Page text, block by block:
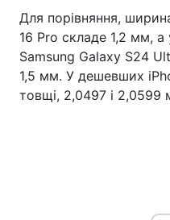
Для порівняння,
16 Pro складе 1,2 мм, а
Samsung Galaxy S24
1,5 мм. У дешевших
товщі, 2,0497 і 2,0599